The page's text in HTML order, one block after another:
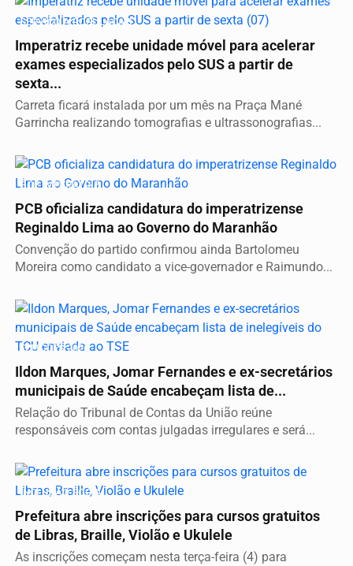
SERVIÇO A POPULAÇÃO
Imperatriz recebe unidade móvel para acelerar
exames especializados pelo SUS a partir de
sexta...
Carreta ficará instalada por um mês na Praça Mané
Garrincha realizando tomografias e ultrassonografias...
É DE IMPERATRIZ
PCB oficializa candidatura do imperatrizense
Reginaldo Lima ao Governo do Maranhão
Convenção do partido confirmou ainda Bartolomeu
Moreira como candidato a vice-governador e Raimundo...
ELEIÇÕES 2026
Ildon Marques, Jomar Fernandes e ex-secretários
municipais de Saúde encabeçam lista de...
Relação do Tribunal de Contas da União reúne
responsáveis com contas julgadas irregulares e será...
INCLUSÃO SOCIAL
Prefeitura abre inscrições para cursos gratuitos
de Libras, Braille, Violão e Ukulele
As inscrições começam nesta terça-feira (4) para